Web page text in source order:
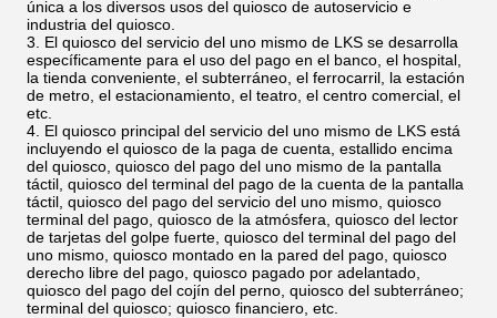
única a los diversos usos del quiosco de autoservicio e
industria del quiosco.
El quiosco del servicio del uno mismo de LKS se desarrolla
específicamente para el uso del pago en el banco, el hospital,
la tienda conveniente, el subterráneo, el ferrocarril, la estación
de metro, el estacionamiento, el teatro, el centro comercial, el
etc.
El quiosco principal del servicio del uno mismo de LKS está
incluyendo el quiosco de la paga de cuenta, estallido encima
del quiosco, quiosco del pago del uno mismo de la pantalla
táctil, quiosco del terminal del pago de la cuenta de la pantalla
táctil, quiosco del pago del servicio del uno mismo, quiosco
terminal del pago, quiosco de la atmósfera, quiosco del lector
de tarjetas del golpe fuerte, quiosco del terminal del pago del
uno mismo, quiosco montado en la pared del pago, quiosco
derecho libre del pago, quiosco pagado por adelantado,
quiosco del pago del cojín del perno, quiosco del subterráneo;
terminal del quiosco; quiosco financiero, etc.